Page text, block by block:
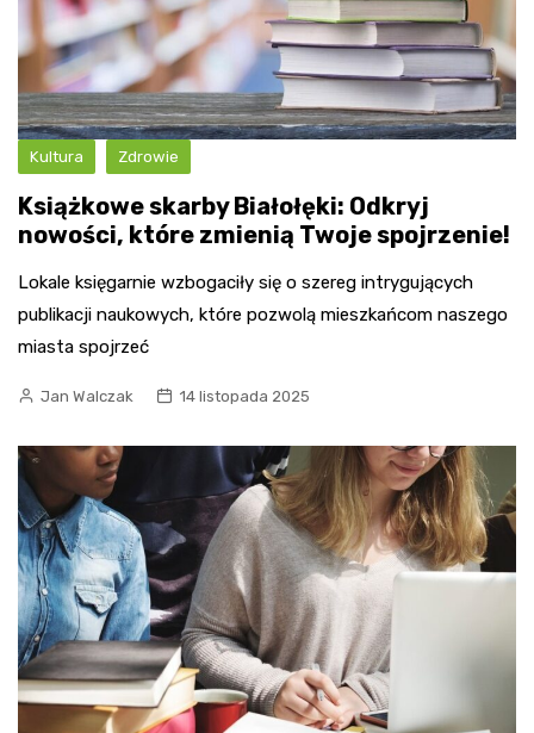
Kultura Zdrowie
Książkowe skarby Białołęki: Odkryj
nowości, które zmienią Twoje spojrzenie!
Lokale księgarnie wzbogaciły się o szereg intrygujących
publikacji naukowych, które pozwolą mieszkańcom naszego
miasta spojrzeć
Jan Walczak 14 listopada 2025